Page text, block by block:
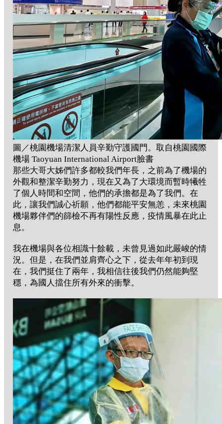
圖／桃園機場清潔人員辛勤守護國門。取自桃園國際
機場 Taoyuan International Airport臉書
那些大哥大姊們許多都較我們年長，之前為了機場的
外觀和整潔辛勤努力，現在又為了大環境而暫時犧牲
了個人時間和空間，他們的承擔都是為了我們。在
此，讓我們誠心祈願，他們都能平安無恙，未來桃園
機場夥伴們的篩檢不再有陽性反應，疫情風暴在此止
息。
我在機場與各位相識十餘載，未曾見過如此嚴峻的情
況。但是，在我們並肩齊心之下，從去年年初到現
在，我們挺住了兩年，我相信往後我們仍然能夠堅
穩，為國人擋住所有外來的衝擊。